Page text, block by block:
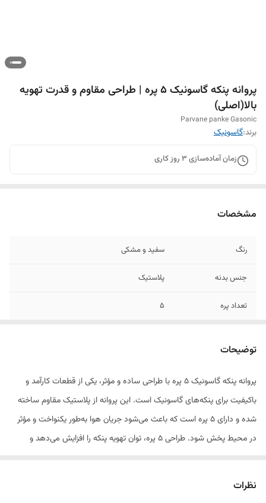
پروانه پنکه گاسونیک ۵ پره | طراحی مقاوم و قدرت تهویه
بالا(اصلی)
Parvane panke Gasonic
برند:گاسونیک
زمان آماده‌سازی 3 روز کاری
مشخصات
رنگ سفید و مشکی
جنس بدنه پلاستیک
تعداد پره ۵
توضیحات
پروانه پنکه گاسونیک ۵ پره با طراحی ساده و مؤثر، یکی از قطعات کارآمد و
باکیفیت برای پنکه‌های گاسونیک است. این پروانه از پلاستیک مقاوم ساخته
شده و دارای ۵ پره است که باعث می‌شود جریان هوا به‌طور یکنواخت و مؤثر
در محیط پخش شود. طراحی ۵ پره، توان تهویه پنکه را افزایش می‌دهد و
نظرات